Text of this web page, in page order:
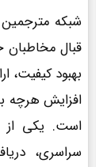
شبکه
قبال مخاطبان
بهبود کیفیت،
افزایش هرچه
است. یکی از
سراسری،